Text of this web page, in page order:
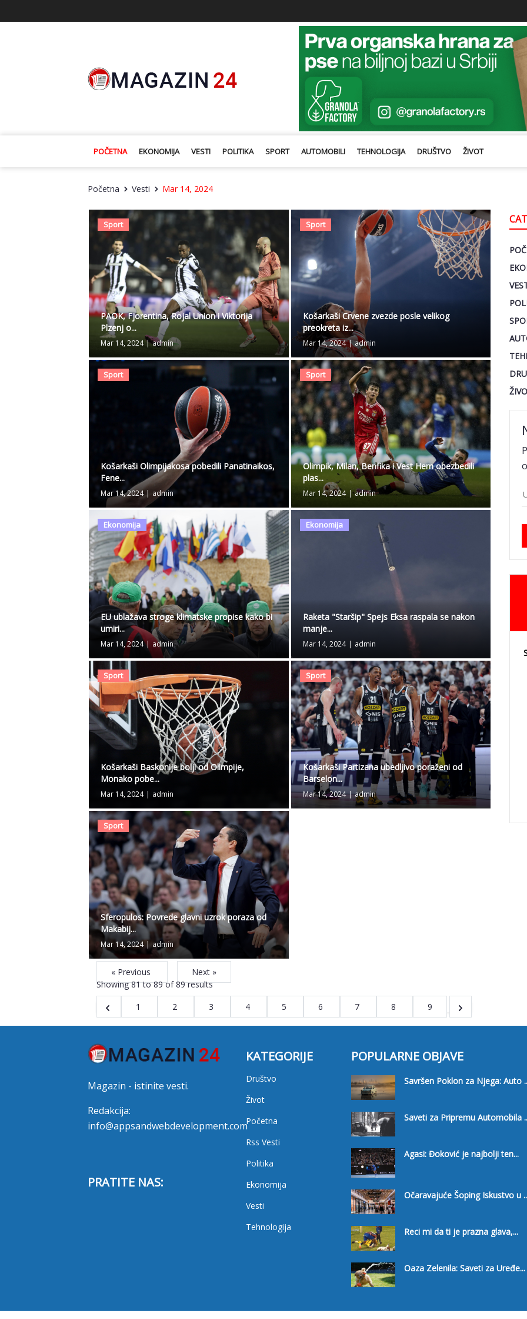
POČETNA EKONOMIJA VESTI POLITIKA SPORT AUTOMOBILI TEHNOLOGIJA DRUŠTVO ŽIVOT
Početna Vesti Mar 14, 2024
Sport
PAOK, Fjorentina, Rojal Union i Viktorija
Plzenj o...
Mar 14, 2024 | admin
Sport
Košarkaši Crvene zvezde posle velikog
preokreta iz...
Mar 14, 2024 | admin
Sport
Košarkaši Olimpijakosa pobedili Panatinaikos,
Fene...
Mar 14, 2024 admin
Sport
Olimpik, Milan, Benfika i Vest Hem obezbedili
plas...
Mar 14, 2024 | admin
Ekonomija
EU ublažava stroge klimatske propise kako bi
umiri...
Mar 14, 2024 | admin
Ekonomija
Raketa "Staršip" Spejs Eksa raspala se nakon
manje...
Mar 14, 2024 | admin
Sport
Košarkaši Baskonije bolji od Olimpije,
Monako pobe...
Mar 14, 2024 | admin
Sport
Košarkaši Partizana ubedljivo poraženi od
Barselon...
Mar 14, 2024 | admin
Sport
Sferopulos: Povrede glavni uzrok poraza od
Makabij...
Mar 14, 2024 | admin
« Previous
Next »
Showing81to89of89results
1
2 3 4 5 6 7 8 9
Magazin - istinite vesti.
Redakcija:
info@appsandwebdevelopment.com
PRATITE NAS:
KATEGORIJE
Društvo
Život
Početna
Rss Vesti
Politika
Ekonomija
Vesti
Tehnologija
POPULARNE OBJAVE
Savršen Poklon za Njega: Auto
Saveti za Pripremu Automobila
Agasi: Đoković je najbolji ten...
Očaravajuće Šoping Iskustvo u
Reci mi da ti je prazna glava,...
Oaza Zelenila: Saveti za Uređe...